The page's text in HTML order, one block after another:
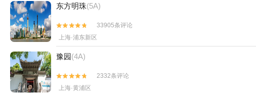
东方明珠(5A)


33905条评论
上海·浦东新区
豫园(4A)


2332条评论
上海·黄浦区